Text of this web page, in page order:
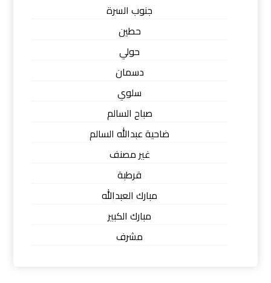
جنوب السرة
حطين
حولي
دسمان
سلوي
صباح السالم
ضاحية عبدالله السالم
غير مصنف
قرطبة
مبارك العبدالله
مبارك الكبير
مشرف